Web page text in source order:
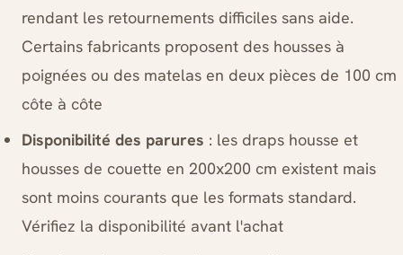
rendant les retournements difficiles sans aide.
Certains fabricants proposent des housses à
poignées ou des matelas en deux pièces de 100 cm
côte à côte
Disponibilité des parures : les draps housse et
housses de couette en 200x200 cm existent mais
sont moins courants que les formats standard.
Vérifiez la disponibilité avant l'achat